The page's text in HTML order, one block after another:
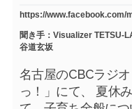
https://www.facebook.com/
聞き手：Visualizer TETSU-
谷道玄坂
名古屋のCBCラジ
っ！」にて、 夏休